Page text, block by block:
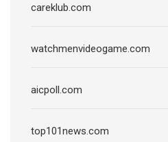
careklub.com
watchmenvideogame.com
aicpoll.com
top101news.com